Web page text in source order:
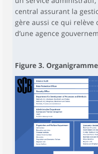
central assurant la
gère aussi ce qui relève
d’une agence
Figure 3.